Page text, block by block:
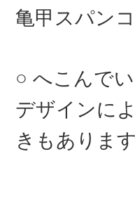
亀甲スパン
へこんで
デザインに
きもありま